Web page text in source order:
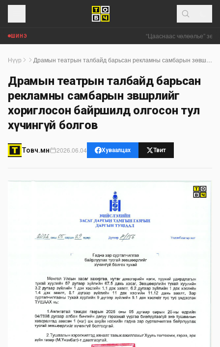
ШИНЭ “Цааснаас чөлөөлье”
Нүүр
Драмын театрын талбайд барьсан
рекламны самбарын зөвшөөрлийг
хориглосон байршилд олгосон тул
хүчингүй болгов
Товч.мн 2026.06.04 Хуваалцах Твит